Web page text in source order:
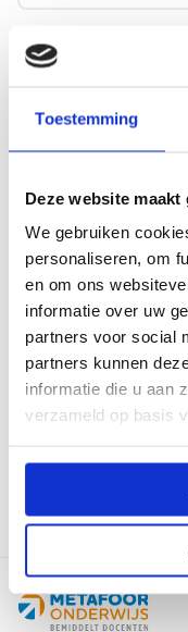
Toestemming
Deze website
We gebruiken
personaliseren, om
en om ons
informatie over uw
partners voor social
partners kunnen
informatie die u aan
verzameld op basis
zijn?
Versterk
professionele
identiteit
in de klas
Lees
meer
Stop
met
haal
meer
uit
je
vragen
in
de
klas
Met
Lees
meer
over
Met
zelfvertrouwen
de